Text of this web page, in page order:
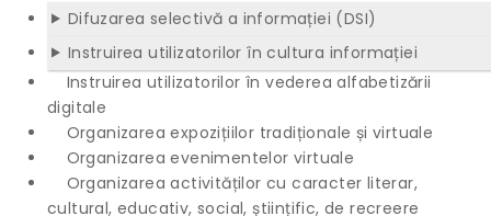
Difuzarea selectivă a informației (DSI)
Instruirea utilizatorilor în cultura informației
Instruirea utilizatorilor în vederea alfabetizării
digitale
Organizarea expozițiilor tradiționale și virtuale
Organizarea evenimentelor virtuale
Organizarea activităților cu caracter literar,
cultural, educativ, social, științific, de recreere